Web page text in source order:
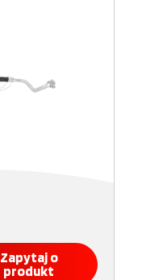
Zapytaj o
produkt